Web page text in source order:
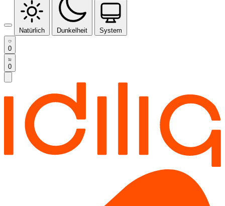
Natürlich Dunkelheit System
0
0